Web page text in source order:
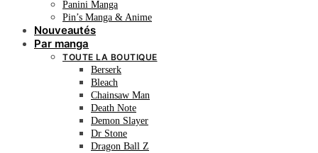
Panini Manga
Pin’s Manga & Anime
Nouveautés
Par manga
TOUTE LA BOUTIQUE
Berserk
Bleach
Chainsaw Man
Death Note
Demon Slayer
Dr Stone
Dragon Ball Z